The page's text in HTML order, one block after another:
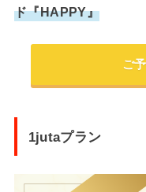
ド『HAPPY』
ご
1jutaプラン